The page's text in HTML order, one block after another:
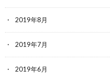
2019年8月
2019年7月
2019年6月